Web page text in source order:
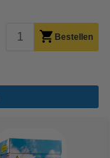
Bestellen